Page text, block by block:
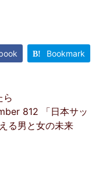
Bookmark
ら
812 「日本サッ
る男と女の未来